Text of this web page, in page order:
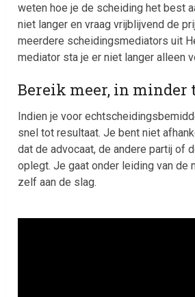
weten hoe je de scheiding het best
niet langer en vraag vrijblijvend de
meerdere scheidingsmediators uit
mediator sta je er niet langer alleen
Bereik meer, in minder
Indien je voor
snel tot resultaat. Je bent niet
dat de advocaat, de andere partij of
oplegt. Je gaat onder leiding van de
zelf aan de slag.